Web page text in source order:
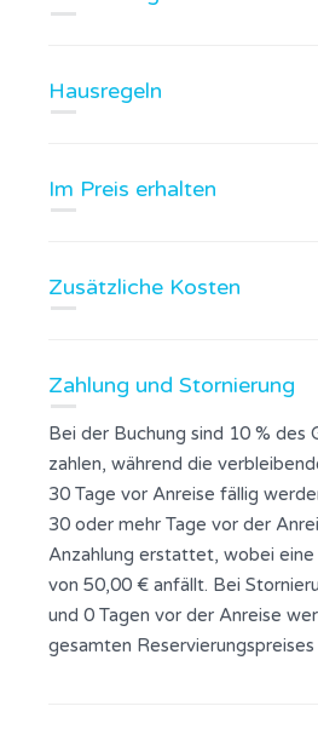
Hausregeln
Im Preis erhalten
Zusätzliche Kosten
Zahlung und Stornierung
Bei der Buchung sind 10 % des
zahlen, während die
30 Tage vor Anreise fällig
30 oder mehr Tage vor der
Anzahlung erstattet, wobei
von 50,00 € anfällt. Bei
und 0 Tagen vor der Anreise
gesamten